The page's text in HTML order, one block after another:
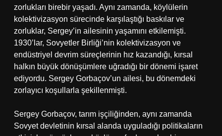
zorlukları birebir yaşadı. Aynı zamanda, köylülerin
kolektivizasyon sürecinde karşılaştığı baskılar ve
zorluklar, Sergey’in ailesinin yaşamını etkilemişti.
1930’lar, Sovyetler Birliği’nin kolektivizasyon ve
endüstriyel devrim süreçlerinin hız kazandığı, kırsal
halkın büyük dönüşümlere uğradığı bir dönemi işaret
ediyordu. Sergey Gorbaçov’un ailesi, bu dönemdeki
zorlayıcı koşullarla şekillenmişti.
Sergey Gorbaçov, tarım işçiliğinden, aynı zamanda
Sovyet devletinin kırsal alanda uyguladığı politikaların